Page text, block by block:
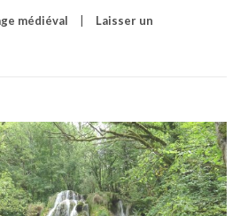
médiéval Laisser un